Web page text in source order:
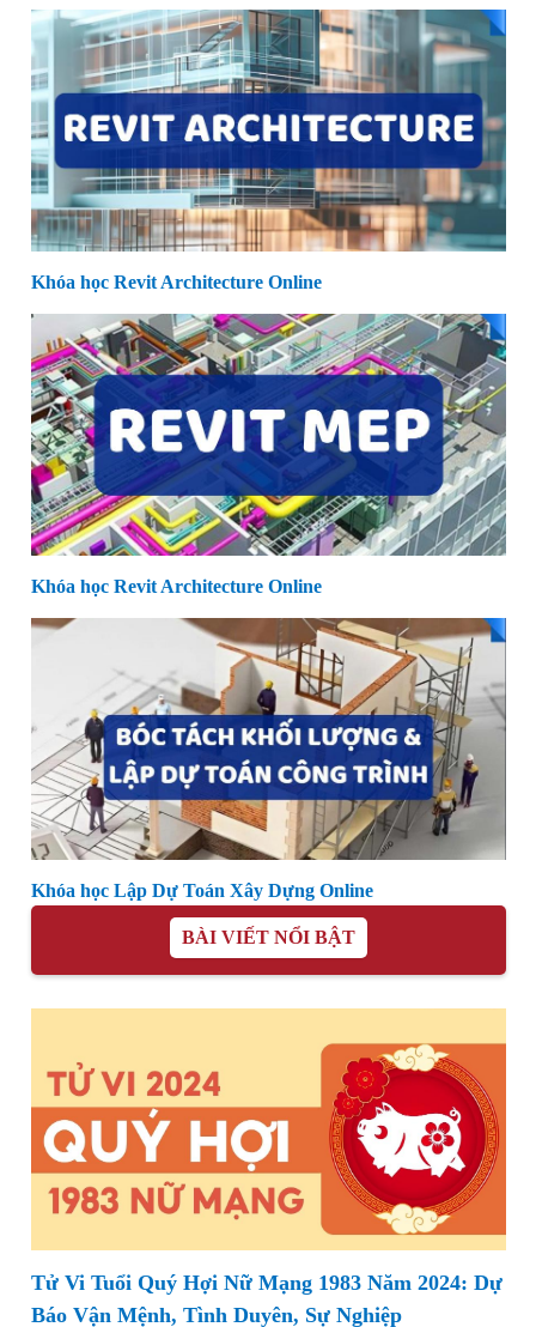
Khóa học Revit Architecture Online
Khóa học Revit Architecture Online
Khóa học Lập Dự Toán Xây Dựng Online
BÀI VIẾT NỔI BẬT
Tử Vi Tuổi Quý Hợi Nữ Mạng 1983 Năm 2024: Dự
Báo Vận Mệnh, Tình Duyên, Sự Nghiệp